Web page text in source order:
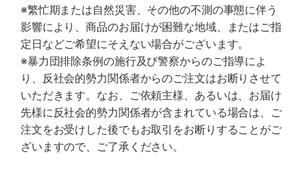
※繁忙期または自然災害、その他の不測の事態に伴う
影響により、商品のお届けが困難な地域、またはご指
定日などご希望にそえない場合がございます。
※暴力団排除条例の施行及び警察からのご指導によ
り、反社会的勢力関係者からのご注文はお断りさせて
いただきます。なお、ご依頼主様、あるいは、お届け
先様に反社会的勢力関係者が含まれている場合は、ご
注文をお受けした後でもお取引をお断りすることがご
ざいますので、ご了承ください。